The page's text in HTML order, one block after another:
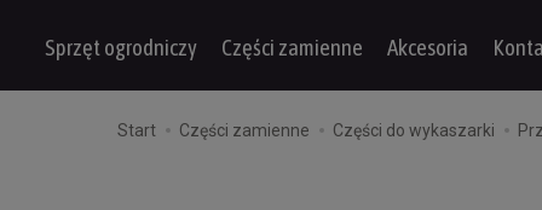
Sprzęt ogrodniczy Części zamienne Akcesoria
Start Części zamienne Części do wykaszarki